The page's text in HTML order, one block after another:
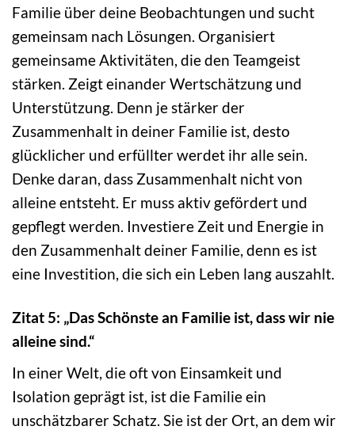
Familie über deine Beobachtungen und sucht
gemeinsam nach Lösungen. Organisiert
gemeinsame Aktivitäten, die den Teamgeist
stärken. Zeigt einander Wertschätzung und
Unterstützung. Denn je stärker der
Zusammenhalt in deiner Familie ist, desto
glücklicher und erfüllter werdet ihr alle sein.
Denke daran, dass Zusammenhalt nicht von
alleine entsteht. Er muss aktiv gefördert und
gepflegt werden. Investiere Zeit und Energie in
den Zusammenhalt deiner Familie, denn es ist
eine Investition, die sich ein Leben lang auszahlt.
Zitat 5: „Das Schönste an Familie ist, dass wir nie
alleine sind.“
In einer Welt, die oft von Einsamkeit und
Isolation geprägt ist, ist die Familie ein
unschätzbarer Schatz. Sie ist der Ort, an dem wir